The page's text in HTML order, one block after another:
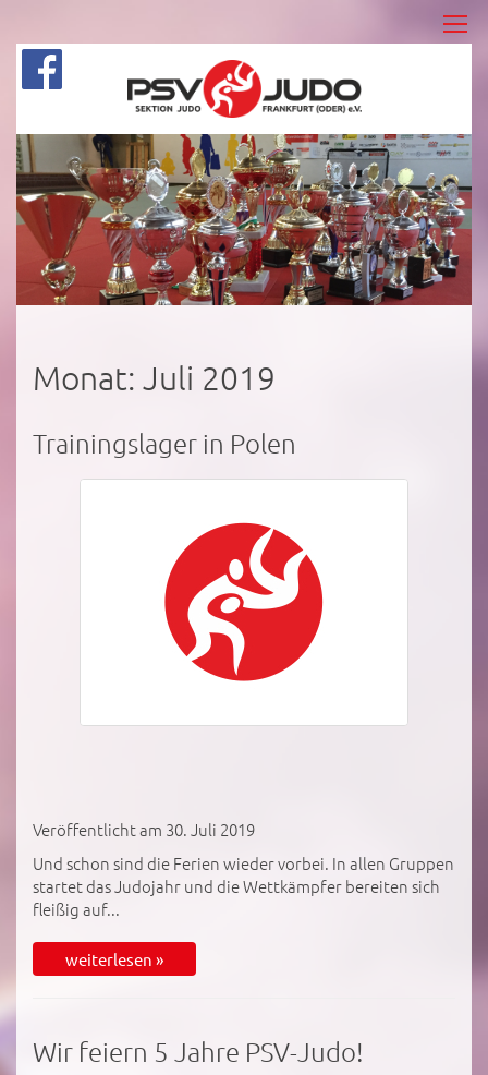
Monat: Juli 2019
Trainingslager in Polen
Veröffentlicht am 30. Juli 2019
Und schon sind die Ferien wieder vorbei. In allen Gruppen
startet das Judojahr und die Wettkämpfer bereiten sich
fleißig auf...
weiterlesen »
Wir feiern 5 Jahre PSV-Judo!